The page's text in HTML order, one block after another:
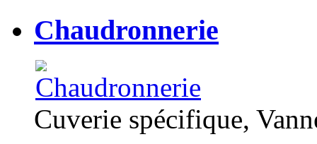
Chaudronnerie
Cuverie spécifique,